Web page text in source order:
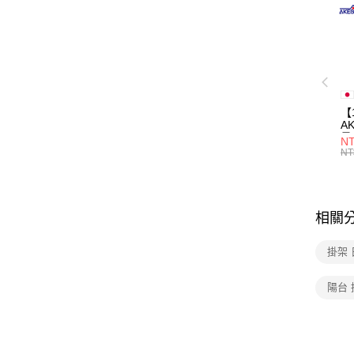
量
相關
掛架
陽台